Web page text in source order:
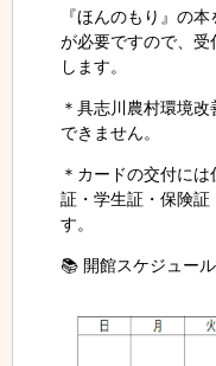
『ほんのもり』の
が必要ですので、
します。
＊具志川農村環境
できません。
＊カードの交付に
証・学生証・保険
す。
📚 開館スケジュー